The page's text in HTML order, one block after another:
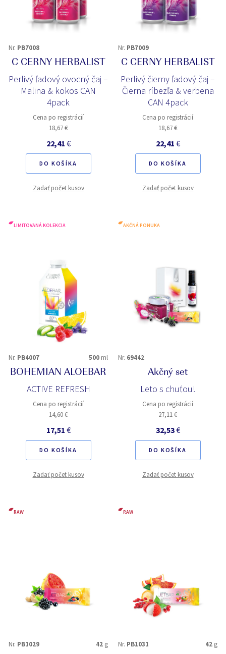
Nr. PB7008
C CERNY HERBALIST
Perlivý ľadový ovocný čaj –
Malina & kokos CAN
4pack
Cena po registrácií
18,67 €
22,41 €
DO KOŠÍKA
Zadať počet kusov
Nr. PB7009
C CERNY HERBALIST
Perlivý čierny ľadový čaj –
Čierna ríbezľa & verbena
CAN 4pack
Cena po registrácií
18,67 €
22,41 €
DO KOŠÍKA
Zadať počet kusov
LIMITOVANÁ KOLEKCIA
Nr. PB4007 500 ml
BOHEMIAN ALOEBAR
ACTIVE REFRESH
Cena po registrácií
14,60 €
17,51 €
DO KOŠÍKA
Zadať počet kusov
AKČNÁ PONUKA
Nr. 69442
Akčný set
Leto s chuťou!
Cena po registrácií
27,11 €
32,53€
DO KOŠÍKA
Zadať počet kusov
RAW
Nr. PB1029 42 g
RAW
Nr. PB1031 42 g